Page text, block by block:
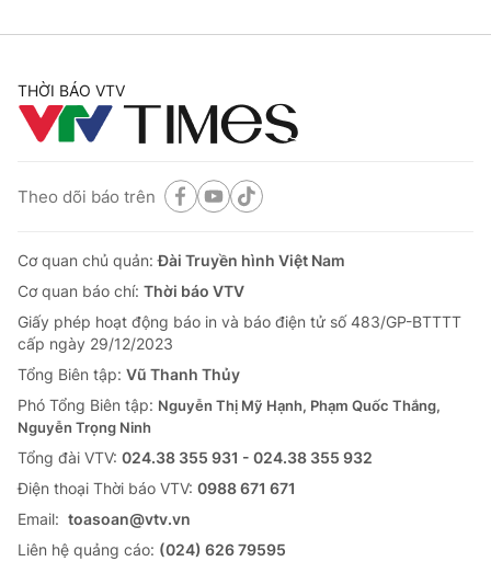
THỜI BÁO VTV
Theo dõi báo trên
Cơ quan chủ quản:Đài Truyền hình Việt Nam
Cơ quan báo chí: Thời báo VTV
Giấy phép hoạt động báo in và báo điện tử số 483/GP-BTTTT
cấp ngày 29/12/2023
Tổng Biên tập: Vũ Thanh Thủy
Phó Tổng Biên tập: Nguyễn Thị Mỹ Hạnh, Phạm Quốc Thắng,
Nguyễn Trọng Ninh
Tổng đài VTV: 024.38 355 931 - 024.38 355 932
Ðiện thoại Thời báo VTV: 0988 671 671
Email: toasoan@vtv.vn
Liên hệ quảng cáo: (024) 626 79595